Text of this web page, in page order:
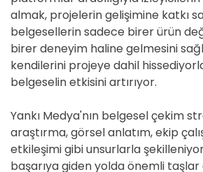
almak, projelerin gelişimine katkı
belgesellerin sadece birer ürün
birer deneyim haline gelmesini
kendilerini projeye dahil
belgeselin etkisini artırıyor.
Yankı Medya'nın belgesel çekim
araştırma, görsel anlatım, ekip
etkileşimi gibi unsurlarla
başarıya giden yolda önemli taşlar